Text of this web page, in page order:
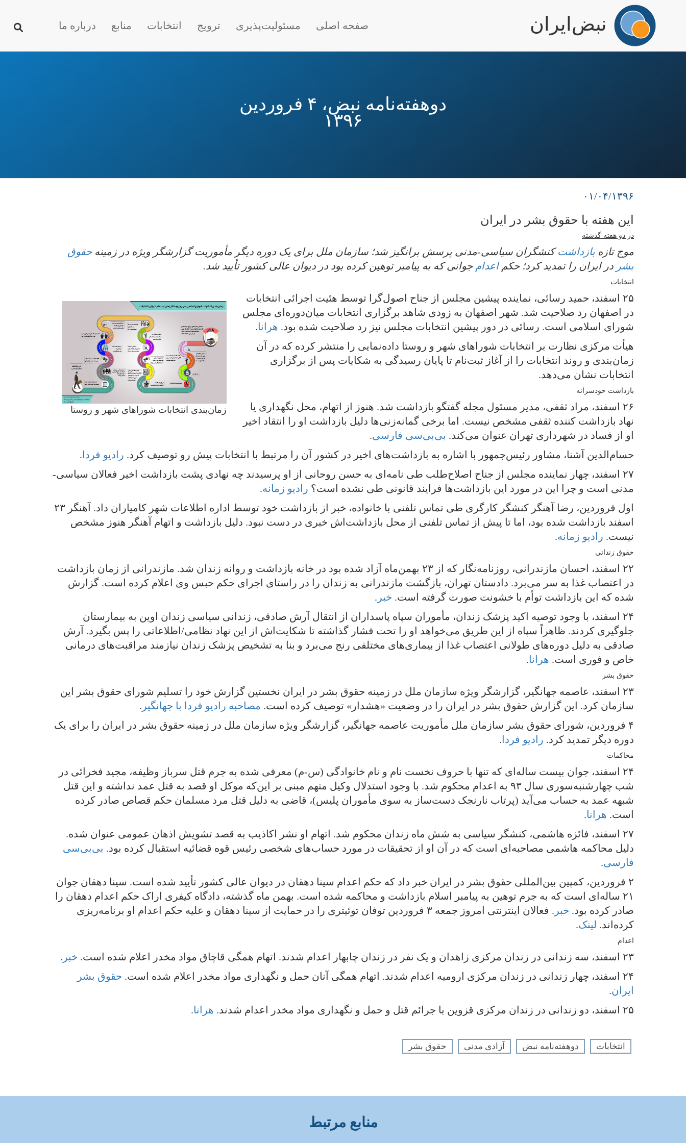
نبض‌ایران صفحه اصلی مسئولیت‌پذیری ترویج انتخابات منابع درباره ما
دوهفته‌نامه نبض، ۴ فروردین
۱۳۹۶
۰۱/۰۴/۱۳۹۶
این هفته با حقوق بشر در ایران
در دو هفته گذشته
موج تازه بازداشتکنشگران سیاسی-مدنی پرسش برانگیز شد؛ سازمان ملل برای یک دوره دیگر مأموریت گزارشگر ویژه در زمینهحقوق
بشر در ایران را تمدید کرد؛ حکماعدام جوانی که به پیامبر توهین کرده بود در دیوان عالی کشور تأیید شد.
انتخابات
زمان‌بندی انتخابات شوراهای شهر و روستا
۲۵ اسفند، حمید رسائی، نماینده پیشین مجلس از جناح اصول‌گرا توسط هئیت اجرائی انتخابات
در اصفهان رد صلاحیت شد. شهر اصفهان به زودی شاهد برگزاری انتخابات میان‌دوره‌ای مجلس
شورای اسلامی است. رسائی در دور پیشین انتخابات مجلس نیز رد صلاحیت شده بود. هرانا.
هیأت مرکزی نظارت بر انتخابات شوراهای شهر و روستا داده‌نمایی را منتشر کرده که در آن
زمان‌بندی و روند انتخابات را از آغاز ثبت‌نام تا پایان رسیدگی به شکایات پس از برگزاری
انتخابات نشان می‌دهد.
بازداشت خودسرانه
۲۶ اسفند، مراد ثقفی، مدیر مسئول مجله گفتگو بازداشت شد. هنوز از اتهام، محل نگهداری یا
نهاد بازداشت کننده ثقفی مشخص نیست. اما برخی گمانه‌زنی‌ها دلیل بازداشت او را انتقاد اخیر
او از فساد در شهرداری تهران عنوان می‌کند. بی‌بی‌سی فارسی.
حسام‌الدین آشنا، مشاور رئیس‌جمهور با اشاره به بازداشت‌های اخیر در کشور آن را مرتبط با انتخابات پیش رو توصیف کرد. رادیو فردا .
۲۷ اسفند، چهار نماینده مجلس از جناح اصلاح‌طلب طی نامه‌ای به حسن روحانی از او پرسیدند چه نهادی پشت بازداشت اخیر فعالان سیاسی-
مدنی است و چرا این در مورد این بازداشت‌ها فرایند قانونی طی نشده است؟ رادیو زمانه.
اول فروردین، رضا آهنگر کنشگر کارگری طی تماس تلفنی با خانواده، خبر از بازداشت خود توسط اداره اطلاعات شهر کامیاران داد. آهنگر ۲۳
اسفند بازداشت شده بود، اما تا پیش از تماس تلفنی از محل بازداشت‌اش خبری در دست نبود. دلیل بازداشت و اتهام آهنگر هنوز مشخص
نیست. رادیو زمانه.
حقوق زندانی
۲۲ اسفند، احسان مازندرانی، روزنامه‌نگار که از ۲۳ بهمن‌ماه آزاد شده بود در خانه بازداشت و روانه زندان شد. مازندرانی از زمان بازداشت
در اعتصاب غذا به سر می‌برد. دادستان تهران، بازگشت مازندرانی به زندان را در راستای اجرای حکم حبس وی اعلام کرده است. گزارش
شده که این بازداشت توأم با خشونت صورت گرفته است. خبر .
۲۴ اسفند، با وجود توصیه اکید پزشک زندان، مأموران سپاه پاسداران از انتقال آرش صادقی، زندانی سیاسی زندان اوین به بیمارستان
جلوگیری کردند. ظاهراً سپاه از این طریق می‌خواهد او را تحت فشار گذاشته تا شکایت‌اش از این نهاد نظامی/اطلاعاتی را پس بگیرد. آرش
صادقی به دلیل دوره‌های طولانی اعتصاب غذا از بیماری‌های مختلفی رنج می‌برد و بنا به تشخیص پزشک زندان نیازمند مراقبت‌های درمانی
خاص و فوری است. هرانا.
حقوق بشر
۲۳ اسفند، عاصمه جهانگیر، گزارشگر ویژه سازمان ملل در زمینه حقوق بشر در ایران نخستین گزارش خود را تسلیم شورای حقوق بشر این
سازمان کرد. این گزارش حقوق بشر در ایران را در وضعیت «هشدار» توصیف کرده است. مصاحبه رادیو فردا با جهانگیر .
۴ فروردین، شورای حقوق بشر سازمان ملل مأموریت عاصمه جهانگیر، گزارشگر ویژه سازمان ملل در زمینه حقوق بشر در ایران را برای یک
دوره دیگر تمدید کرد. رادیو فردا .
محاکمات
۲۴ اسفند، جوان بیست ساله‌ای که تنها با حروف نخست نام و نام خانوادگی (س-م) معرفی شده به جرم قتل سرباز وظیفه، مجید فخرائی در
شب چهارشنبه‌سوری سال ۹۳ به اعدام محکوم شد. با وجود استدلال وکیل متهم مبنی بر این‌که موکل او قصد به قتل عمد نداشته و این قتل
شبهه عمد به حساب می‌آید (پرتاب نارنجک دست‌ساز به سوی مأموران پلیس)، قاضی به دلیل قتل مرد مسلمان حکم قصاص صادر کرده
است. هرانا.
۲۷ اسفند، فائزه هاشمی، کنشگر سیاسی به شش ماه زندان محکوم شد. اتهام او نشر اکاذیب به قصد تشویش اذهان عمومی عنوان شده.
دلیل محاکمه هاشمی مصاحبه‌ای است که در آن او از تحقیقات در مورد حساب‌های شخصی رئیس قوه قضائیه استقبال کرده بود. بی‌بی‌سی
فارسی.
۲ فروردین، کمپین بین‌المللی حقوق بشر در ایران خبر داد که حکم اعدام سینا دهقان در دیوان عالی کشور تأیید شده است. سینا دهقان جوان
۲۱ ساله‌ای است که به جرم توهین به پیامبر اسلام بازداشت و محاکمه شده است. بهمن ماه گذشته، دادگاه کیفری اراک حکم اعدام دهقان را
صادر کرده بود. خبر
. فعالان اینترنتی امروز جمعه ۳ فروردین توفان توئیتری را در حمایت از سینا دهقان و علیه حکم اعدام او برنامه‌ریزی
کرده‌اند. لینک.
اعدام
۲۳ اسفند، سه زندانی در زندان مرکزی زاهدان و یک نفر در زندان چابهار اعدام شدند. اتهام همگی قاچاق مواد مخدر اعلام شده است. خبر .
۲۴ اسفند، چهار زندانی در زندان مرکزی ارومیه اعدام شدند. اتهام همگی آنان حمل و نگهداری مواد مخدر اعلام شده است.
حقوق بشر
ایران.
۲۵ اسفند، دو زندانی در زندان مرکزی قزوین با جرائم قتل و حمل و نگهداری مواد مخدر اعدام شدند.
هرانا.
انتخابات دوهفته‌نامه نبض آزادی مدنی حقوق بشر
منابع مرتبط